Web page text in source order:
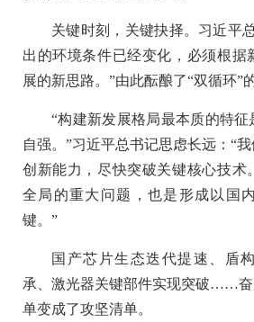
关键时刻，关键抉择。习近平
出的环境条件已经变化，必须根据
展的新思路。”由此酝酿了“双循环”
“构建新发展格局最本质的特
自强。”习近平总书记思虑长远：“
创新能力，尽快突破关键核心技术
全局的重大问题，也是形成以国
键。”
国产芯片生态迭代提速、盾
承、激光器关键部件实现突破……奋
单变成了攻坚清单。